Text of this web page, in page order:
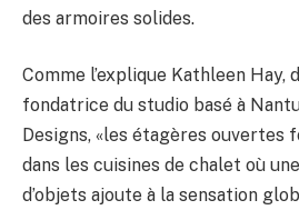
des armoires solides.
Comme l’explique Kathleen
fondatrice du studio basé à
Designs, «les étagères ouvertes
dans les cuisines de chalet où
d’objets ajoute à la sensation